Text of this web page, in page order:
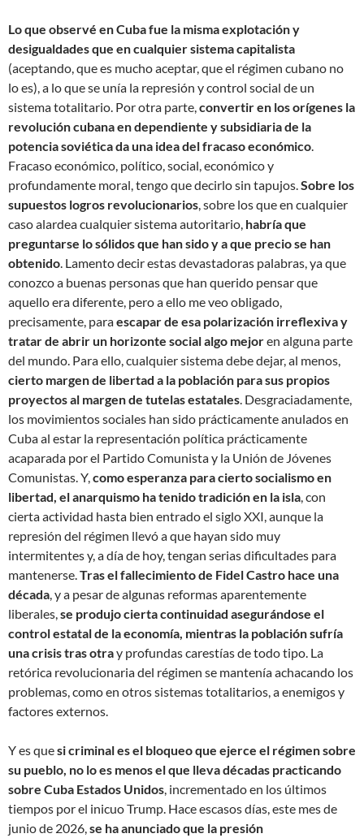
Lo que observé en Cuba fue la misma explotación y
desigualdades que en cualquier sistema capitalista
(aceptando, que es mucho aceptar, que el régimen cubano no
lo es), a lo que se unía la represión y control social de un
sistema totalitario. Por otra parte,convertir en los orígenes la
revolución cubana en dependiente y subsidiaria de la
potencia soviética da una idea del fracaso económico.
Fracaso económico, político, social, económico y
profundamente moral, tengo que decirlo sin tapujos.Sobre los
supuestos logros revolucionarios, sobre los que en cualquier
caso alardea cualquier sistema autoritario, habría que
preguntarse lo sólidos que han sido y a que precio se han
obtenido. Lamento decir estas devastadoras palabras, ya que
conozco a buenas personas que han querido pensar que
aquello era diferente, pero a ello me veo obligado,
precisamente, paraescapar de esa polarización irreflexiva y
tratar de abrir un horizonte social algo mejoren alguna parte
del mundo. Para ello, cualquier sistema debe dejar, al menos,
cierto margen de libertad a la población para sus propios
proyectos al margen de tutelas estatales. Desgraciadamente,
los movimientos sociales han sido prácticamente anulados en
Cuba al estar la representación política prácticamente
acaparada por el Partido Comunista y la Unión de Jóvenes
Comunistas. Y,como esperanza para cierto socialismo en
libertad, el anarquismo ha tenido tradición en la isla, con
cierta actividad hasta bien entrado el siglo XXI, aunque la
represión del régimen llevó a que hayan sido muy
intermitentes y, a día de hoy, tengan serias dificultades para
mantenerse.Tras el fallecimiento de Fidel Castro hace una
década, y a pesar de algunas reformas aparentemente
liberales,se produjo cierta continuidad asegurándose el
control estatal de la economía, mientras la población sufría
una crisis tras otray profundas carestías de todo tipo. La
retórica revolucionaria del régimen se mantenía achacando los
problemas, como en otros sistemas totalitarios, a enemigos y
factores externos.
Y es quesi criminal es el bloqueo que ejerce el régimen sobre
su pueblo, no lo es menos el que lleva décadas practicando
sobre Cuba Estados Unidos, incrementado en los últimos
tiempos por el inicuo Trump. Hace escasos días, este mes de
junio de 2026,se ha anunciado que la presión